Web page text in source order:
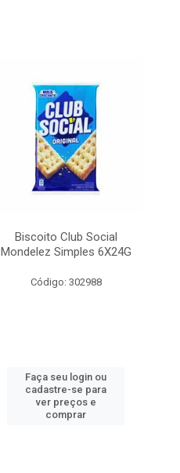
Biscoito Club Social
Mondelez Simples 6X24G
Código: 302988
Faça seu login ou
cadastre-se para
ver preços e
comprar